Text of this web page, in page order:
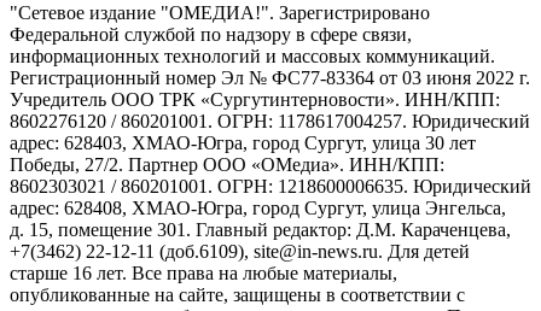
"Сетевое издание "ОМЕДИА!". Зарегистрировано
Федеральной службой по надзору в сфере связи,
информационных технологий и массовых коммуникаций.
Регистрационный номер Эл № ФС77-83364 от 03 июня 2022 г.
Учредитель ООО ТРК «Сургутинтерновости». ИНН/КПП:
8602276120 / 860201001. ОГРН: 1178617004257. Юридический
адрес: 628403, ХМАО-Югра, город Сургут, улица 30 лет
Победы, 27/2. Партнер ООО «ОМедиа». ИНН/КПП:
8602303021 / 860201001. ОГРН: 1218600006635. Юридический
адрес: 628408, ХМАО-Югра, город Сургут, улица Энгельса,
д. 15, помещение 301. Главный редактор: Д.М. Караченцева,
+7(3462) 22-12-11 (доб.6109), site@in-news.ru. Для детей
старше 16 лет. Все права на любые материалы,
опубликованные на сайте, защищены в соответствии с